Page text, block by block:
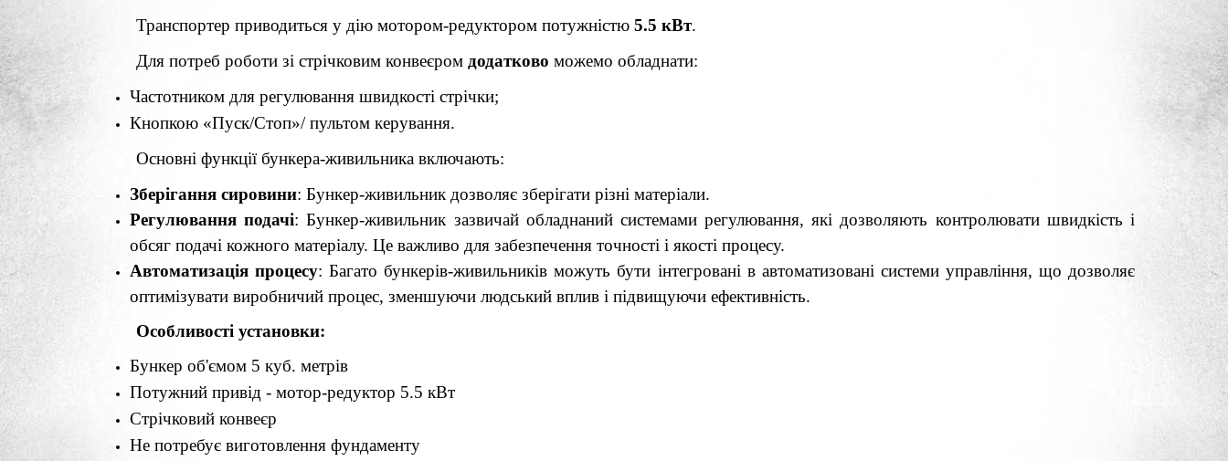
Транспортер приводиться у дію мотором-редуктором потужністю5.5 кВт.
Для потреб роботи зі стрічковим конвеєром додатково можемо обладнати:
Частотником для регулювання швидкості стрічки;
Кнопкою «Пуск/Стоп»/ пультом керування.
Основні функції бункера-живильника включають:
Зберігання сировини: Бункер-живильник дозволяє зберігати різні матеріали.
Регулювання подачі: Бункер-живильник зазвичай обладнаний системами регулювання, які дозволяють контролювати швидкість і
обсяг подачі кожного матеріалу. Це важливо для забезпечення точності і якості процесу.
Автоматизація процесу: Багато бункерів-живильників можуть бути інтегровані в автоматизовані системи управління, що дозволяє
оптимізувати виробничий процес, зменшуючи людський вплив і підвищуючи ефективність.
Особливості установки:
Бункер об'ємом 5 куб. метрів
Потужний привід - мотор-редуктор 5.5 кВт
Стрічковий конвеєр
Не потребує виготовлення фундаменту